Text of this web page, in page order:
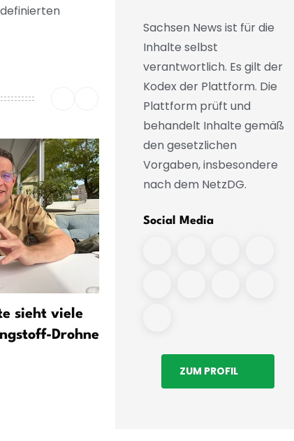
sieht viele
Drohne
Sachsen News ist für die
Inhalte selbst
verantwortlich. Es gilt der
Kodex der Plattform. Die
Plattform prüft und
behandelt Inhalte gemäß
den gesetzlichen
Vorgaben, insbesondere
nach dem NetzDG.
Social Media
ZUM PROFIL